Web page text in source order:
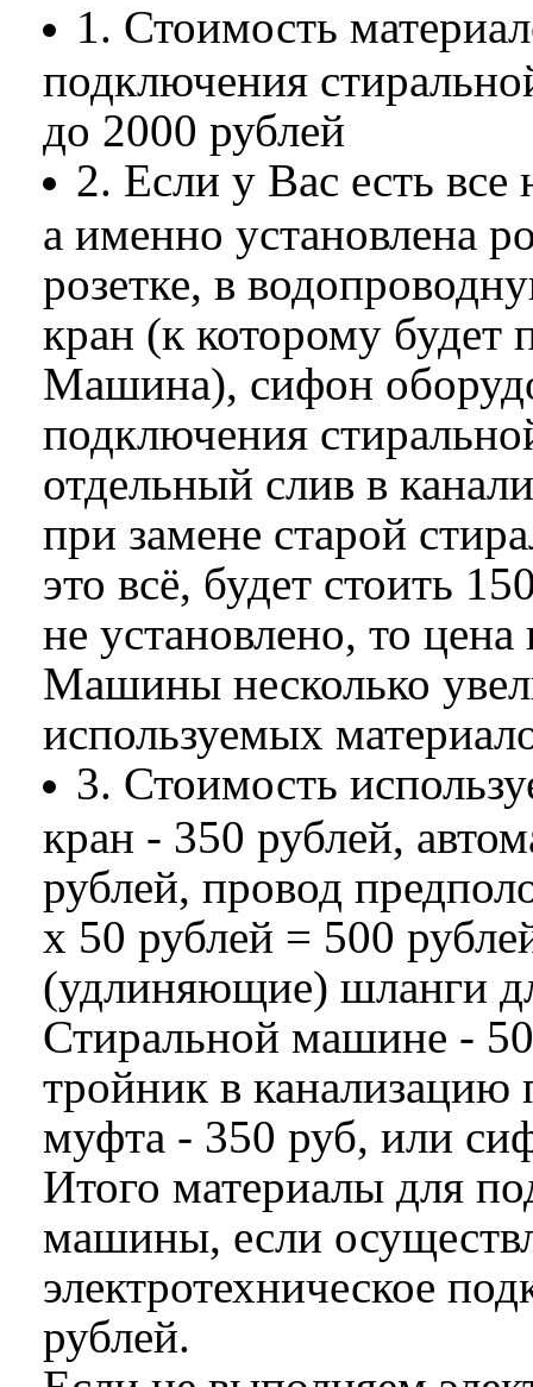
1. Стоимость
подключения
до 2000 рублей
2. Если у Вас есть
а именно установлена
розетке, в
кран (к которому будет
Машина), сифон
подключения
отдельный слив в
при замене старой
это всё, будет стоить
не установлено, то
Машины несколько
используемых
3. Стоимость
кран - 350 рублей,
рублей, провод
х 50 рублей = 500
(удлиняющие) шланги
Стиральной машине -
тройник в канализацию
муфта - 350 руб, или
Итого материалы для
машины, если
электротехническое
рублей.